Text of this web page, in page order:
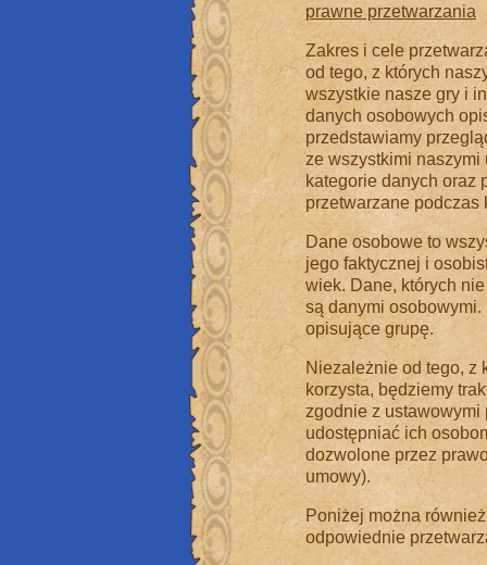
prawne przetwarzania
Zakres i cele
od tego, z których
wszystkie nasze gry i
danych osobowych
przedstawiamy
ze wszystkimi naszymi
kategorie danych oraz
przetwarzane podczas
Dane osobowe to
jego faktycznej i
wiek. Dane, których
są danymi osobowymi.
opisujące grupę.
Niezależnie od tego, z
korzysta, będziemy
zgodnie z
udostępniać ich
dozwolone przez
umowy).
Poniżej można
odpowiednie